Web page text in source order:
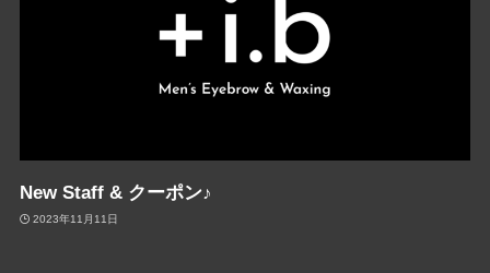
New Staff & クーポン♪
2023年11月11日